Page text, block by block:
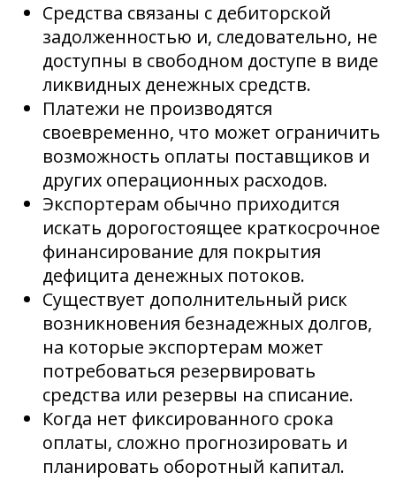
Средства связаны с дебиторской
задолженностью и, следовательно, не
доступны в свободном доступе в виде
ликвидных денежных средств.
Платежи не производятся
своевременно, что может ограничить
возможность оплаты поставщиков и
других операционных расходов.
Экспортерам обычно приходится
искать дорогостоящее краткосрочное
финансирование для покрытия
дефицита денежных потоков.
Существует дополнительный риск
возникновения безнадежных долгов,
на которые экспортерам может
потребоваться резервировать
средства или резервы на списание.
Когда нет фиксированного срока
оплаты, сложно прогнозировать и
планировать оборотный капитал.